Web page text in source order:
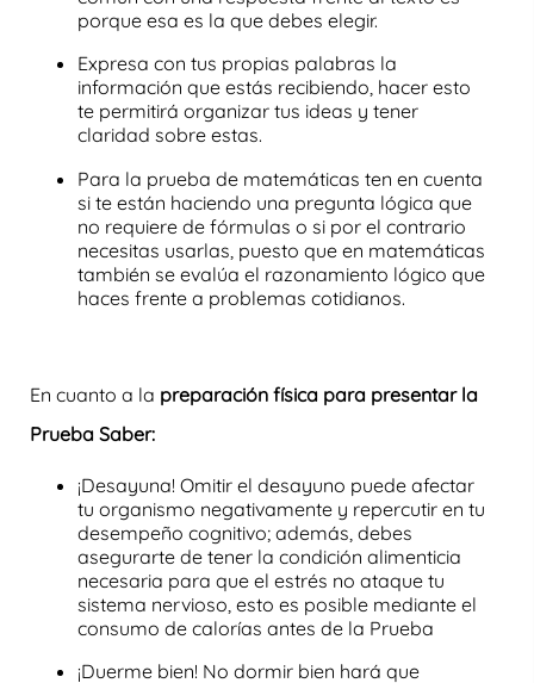
porque esa es la que debes elegir.
Expresa con tus propias palabras la
información que estás recibiendo, hacer esto
te permitirá organizar tus ideas y tener
claridad sobre estas.
Para la prueba de matemáticas ten en cuenta
si te están haciendo una pregunta lógica que
no requiere de fórmulas o si por el contrario
necesitas usarlas, puesto que en matemáticas
también se evalúa el razonamiento lógico que
haces frente a problemas cotidianos.
En cuanto a la preparación física para presentar la
Prueba Saber:
¡Desayuna! Omitir el desayuno puede afectar
tu organismo negativamente y repercutir en tu
desempeño cognitivo; además, debes
asegurarte de tener la condición alimenticia
necesaria para que el estrés no ataque tu
sistema nervioso, esto es posible mediante el
consumo de calorías antes de la Prueba
¡Duerme bien! No dormir bien hará que